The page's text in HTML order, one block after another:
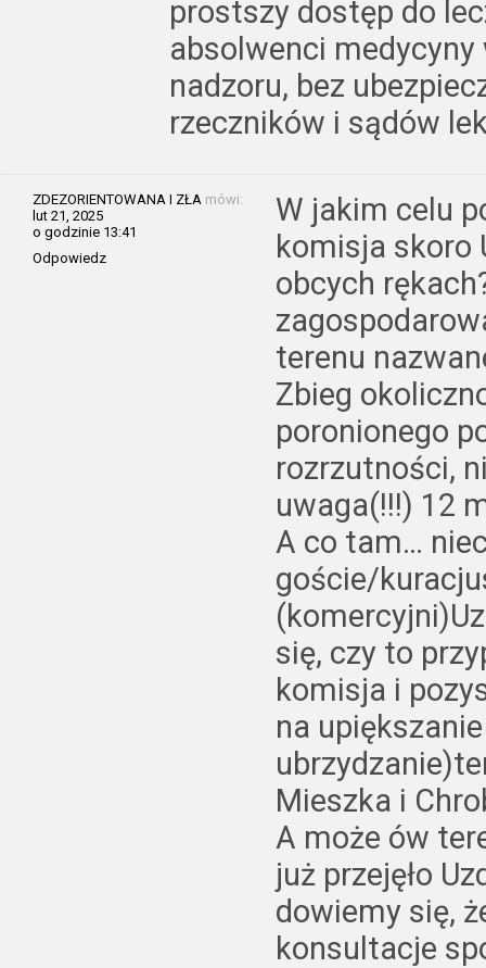
prostszy dostęp do
absolwenci medycyny
nadzoru, bez
rzeczników i sądów
ZDEZORIENTOWANA I ZŁA mówi:
lut 21, 2025
o godzinie 13:41
Odpowiedz
W jakim celu
komisja skoro
obcych
terenu
Zbieg
poronionego
rozrzutności,
uwaga(!!!) 12
A co tam…
goście/
się, czy to
komisja i
na
Mieszka i
A może ów
już przejęło
dowiemy się,
konsultacje